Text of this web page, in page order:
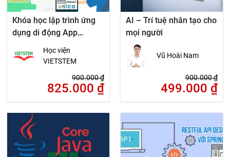
Khóa học lập trình ứng
dụng di động App
Học viện
VIETSTEM
900.000₫
825.000 ₫
AI – Trí tuệ nhân tạo cho
mọi người
Vũ Hoài Nam
900.000₫
499.000 ₫